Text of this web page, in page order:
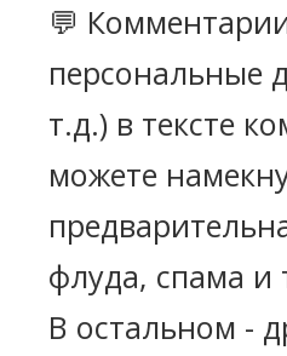
💬
персональные
т.д.) в тексте
можете
флуда, спама и
В остальном -